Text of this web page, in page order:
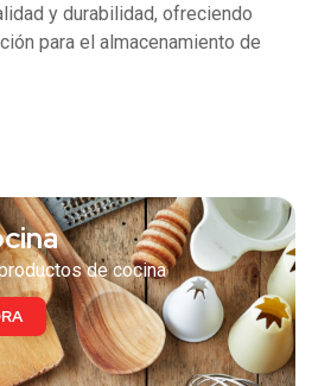
y durabilidad, ofreciendo
para el almacenamiento de
de cocina